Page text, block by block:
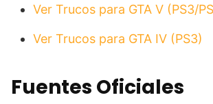
Ver Trucos para GTA V (PS3/
Ver Trucos para GTA IV (PS3)
Fuentes Oficiales